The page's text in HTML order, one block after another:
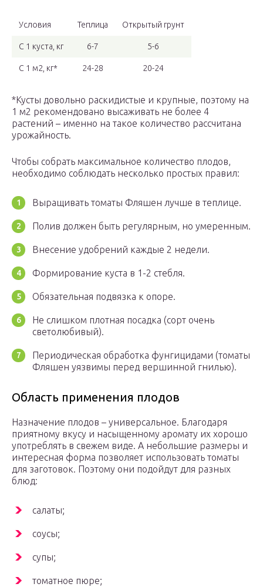
Условия Теплица Открытый грунт
С 1 куста, кг 6-7 5-6
С 1 м2, кг* 24-28 20-24
*Кусты довольно раскидистые и крупные, поэтому на
1 м2 рекомендовано высаживать не более 4
растений – именно на такое количество рассчитана
урожайность.
Чтобы собрать максимальное количество плодов,
необходимо соблюдать несколько простых правил:
Выращивать томаты Фляшен лучше в теплице.
Полив должен быть регулярным, но умеренным.
Внесение удобрений каждые 2 недели.
Формирование куста в 1-2 стебля.
Обязательная подвязка к опоре.
Не слишком плотная посадка (сорт очень
светолюбивый).
Периодическая обработка фунгицидами (томаты
Фляшен уязвимы перед вершинной гнилью).
Область применения плодов
Назначение плодов – универсальное. Благодаря
приятному вкусу и насыщенному аромату их хорошо
употреблять в свежем виде. А небольшие размеры и
интересная форма позволяет использовать томаты
для заготовок. Поэтому они подойдут для разных
блюд:
салаты;
соусы;
супы;
томатное пюре;